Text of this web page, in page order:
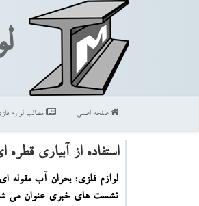
صفحه اصلی مطالب لوازم
استفاده از آبیاری قطره
لوازم فلزی: بحران آب مقوله
نشست های خبری عنوان می